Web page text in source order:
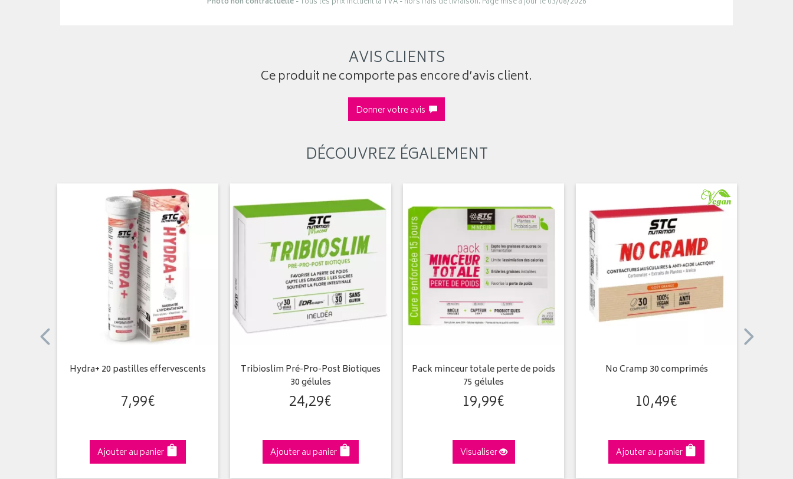
AVIS CLIENTS
Ce produit ne comporte pas encore d’avis client.
Donner votre avis
DÉCOUVREZ ÉGALEMENT
Hydra+ 20 pastilles effervescents
7,99€
Ajouter au panier
Tribioslim Pré-Pro-Post Biotiques
30 gélules
24,29€
Ajouter au panier
Pack minceur totale perte de poids
75 gélules
19,99€
Visualiser
No Cramp 30 comprimés
10,49€
Ajouter au panier